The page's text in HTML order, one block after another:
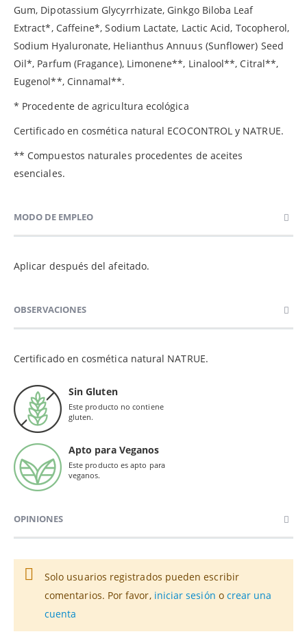
Gum, Dipotassium Glycyrrhizate, Ginkgo Biloba Leaf
Extract*, Caffeine*, Sodium Lactate, Lactic Acid, Tocopherol,
Sodium Hyaluronate, Helianthus Annuus (Sunflower) Seed
Oil*, Parfum (Fragance), Limonene**, Linalool**, Citral**,
Eugenol**, Cinnamal**.
* Procedente de agricultura ecológica
Certificado en cosmética natural ECOCONTROL y NATRUE.
** Compuestos naturales procedentes de aceites
esenciales.
MODO DE EMPLEO
Aplicar después del afeitado.
OBSERVACIONES
Certificado en cosmética natural NATRUE.
Sin Gluten
Este producto no contiene
gluten.
Apto para Veganos
Este producto es apto para
veganos.
OPINIONES
Solo usuarios registrados pueden escribir
comentarios. Por favor, iniciar sesión o crear una
cuenta